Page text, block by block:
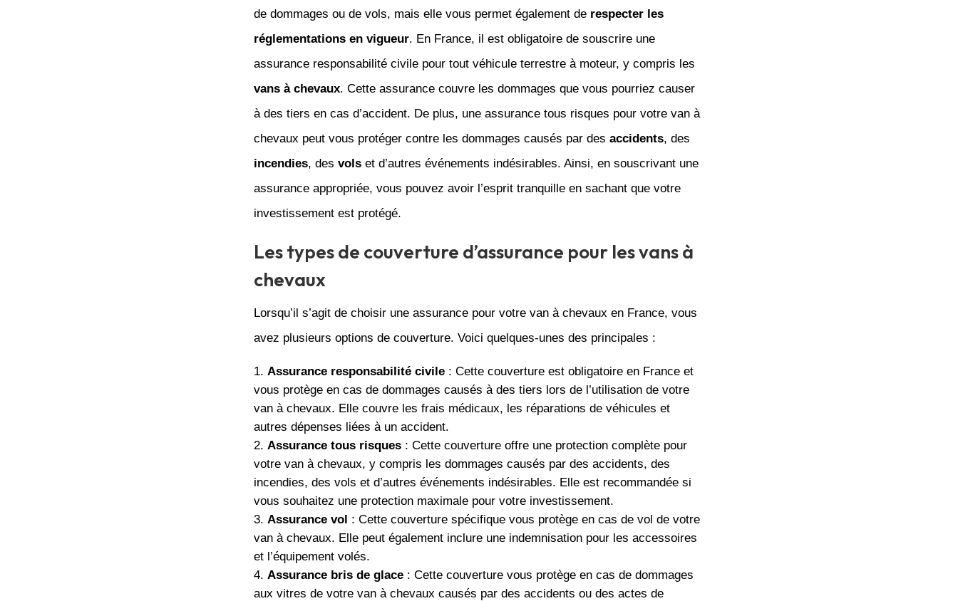
de dommages ou de vols, mais elle vous permet également de respecter les
réglementations en vigueur. En France, il est obligatoire de souscrire une
assurance responsabilité civile pour tout véhicule terrestre à moteur, y compris les
vans à chevaux. Cette assurance couvre les dommages que vous pourriez causer
à des tiers en cas d’accident. De plus, une assurance tous risques pour votre van à
chevaux peut vous protéger contre les dommages causés par des accidents, des
incendies, des volset d’autres événements indésirables. Ainsi, en souscrivant une
assurance appropriée, vous pouvez avoir l’esprit tranquille en sachant que votre
investissement est protégé.
Les types de couverture d’assurance pour les vans à
chevaux
Lorsqu’il s’agit de choisir une assurance pour votre van à chevaux en France, vous
avez plusieurs options de couverture. Voici quelques-unes des principales :
Assurance responsabilité civile: Cette couverture est obligatoire en France et
vous protège en cas de dommages causés à des tiers lors de l’utilisation de votre
van à chevaux. Elle couvre les frais médicaux, les réparations de véhicules et
autres dépenses liées à un accident.
Assurance tous risques: Cette couverture offre une protection complète pour
votre van à chevaux, y compris les dommages causés par des accidents, des
incendies, des vols et d’autres événements indésirables. Elle est recommandée si
vous souhaitez une protection maximale pour votre investissement.
Assurance vol : Cette couverture spécifique vous protège en cas de vol de votre
van à chevaux. Elle peut également inclure une indemnisation pour les accessoires
et l’équipement volés.
Assurance bris de glace: Cette couverture vous protège en cas de dommages
aux vitres de votre van à chevaux causés par des accidents ou des actes de